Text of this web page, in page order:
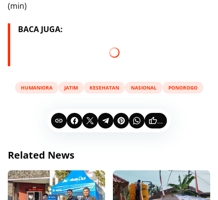
(min)
BACA JUGA:
HUMANIORA JATIM KESEHATAN NASIONAL PONOROGO
...
Related News